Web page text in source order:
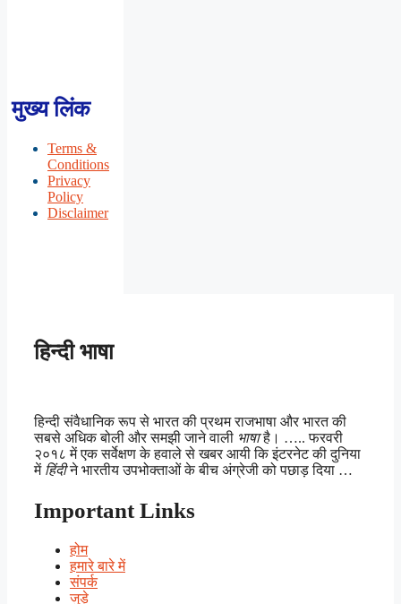
मुख्य लिंक
Terms &
Conditions
Privacy
Policy
Disclaimer
हिन्दी भाषा
हिन्दी संवैधानिक रूप से भारत की प्रथम राजभाषा और भारत की
सबसे अधिक बोली और समझी जाने वाली भाषाहै। ….. फरवरी
२०१८ में एक सर्वेक्षण के हवाले से खबर आयी कि इंटरनेट की दुनिया
में हिंदीने भारतीय उपभोक्ताओं के बीच अंग्रेजी को पछाड़ दिया …
Important Links
होम
हमारे बारे में
संपर्क
जुड़े